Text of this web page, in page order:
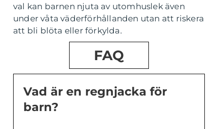
val kan barnen njuta av utomhuslek även
under våta väderförhållanden utan att riskera
att bli blöta eller förkylda.
FAQ
Vad är en regnjacka för
barn?